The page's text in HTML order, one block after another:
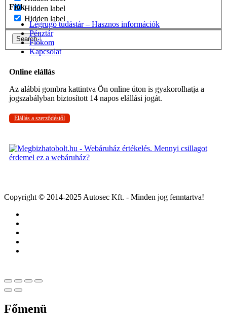
Hidden label
Hidden label
Search
Fiók
Légrugó tudástár – Hasznos információk
Pénztár
Fiókom
Kapcsolat
Online elállás
Az alábbi gombra kattintva Ön online úton is gyakorolhatja a
jogszabályban biztosított 14 napos elállási jogát.
Elállás a szerződéstől
Copyright © 2014-2025 Autosec Kft. - Minden jog fenntartva!
Főmenü